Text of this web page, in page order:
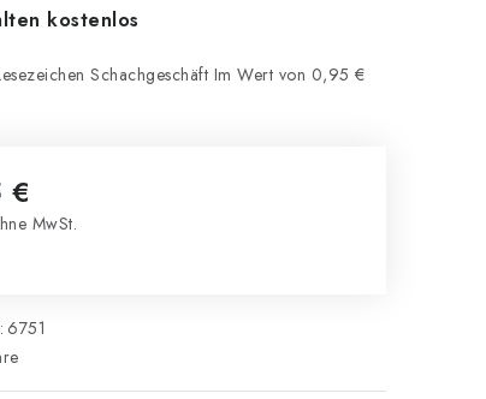
kostenlos
Schachgeschäft Im Wert von 0,95 €
€
MwSt.
6751